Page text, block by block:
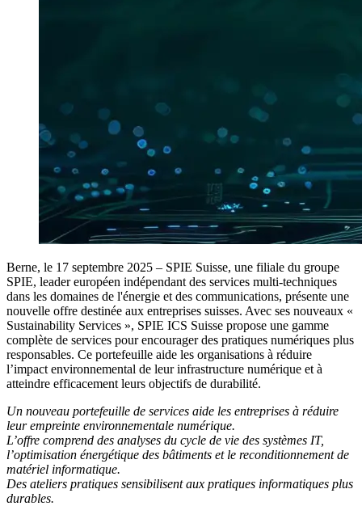
Berne, le 17 septembre 2025 – SPIE Suisse, une filiale du groupe
SPIE, leader européen indépendant des services multi-techniques
dans les domaines de l'énergie et des communications, présente une
nouvelle offre destinée aux entreprises suisses. Avec ses nouveaux «
Sustainability Services », SPIE ICS Suisse propose une gamme
complète de services pour encourager des pratiques numériques plus
responsables. Ce portefeuille aide les organisations à réduire
l’impact environnemental de leur infrastructure numérique et à
atteindre efficacement leurs objectifs de durabilité.
Un nouveau portefeuille de services aide les entreprises à réduire
leur empreinte environnementale numérique.
L’offre comprend des analyses du cycle de vie des systèmes IT,
l’optimisation énergétique des bâtiments et le reconditionnement de
matériel informatique.
Des ateliers pratiques sensibilisent aux pratiques informatiques plus
durables.